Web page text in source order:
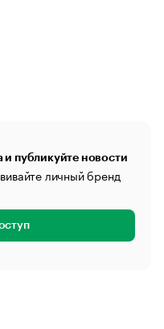
публикуйте новости
личный бренд